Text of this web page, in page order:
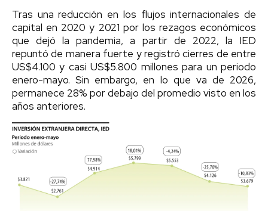
Tras una reducción en los flujos internacionales de
capital en 2020 y 2021 por los rezagos económicos
que dejó la pandemia, a partir de 2022, la IED
repuntó de manera fuerte y registró cierres de entre
US$4.100 y casi US$5.800 millones para un periodo
enero-mayo. Sin embargo, en lo que va de 2026,
permanece 28% por debajo del promedio visto en los
años anteriores.